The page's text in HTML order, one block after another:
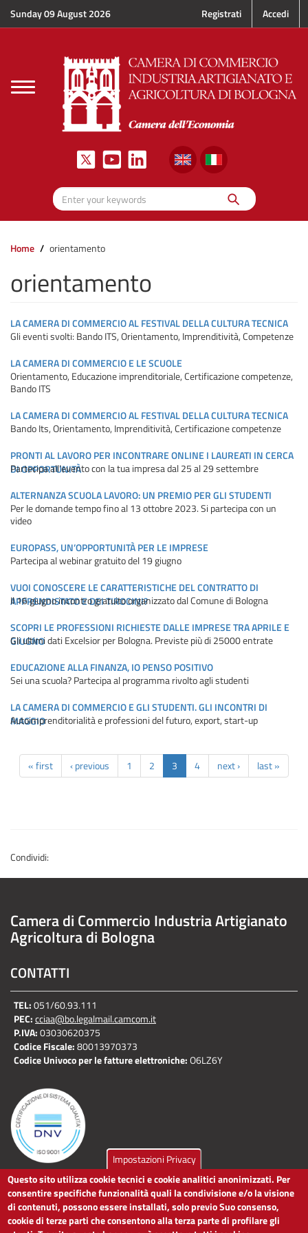
Sunday 09 August 2026 Registrati Accedi
Toggle
navigation
Enter your keywords
Search
Home orientamento
orientamento
LA CAMERA DI COMMERCIO AL FESTIVAL DELLA CULTURA TECNICA
Gli eventi svolti: Bando ITS, Orientamento, Imprenditività, Competenze
LA CAMERA DI COMMERCIO E LE SCUOLE
Orientamento, Educazione imprenditoriale, Certificazione competenze,
Bando ITS
LA CAMERA DI COMMERCIO AL FESTIVAL DELLA CULTURA TECNICA
Bando Its, Orientamento, Imprenditività, Certificazione competenze
PRONTI AL LAVORO PER INCONTRARE ONLINE I LAUREATI IN CERCA
DI OPPORTUNITÀ
Partecipa all’evento con la tua impresa dal 25 al 29 settembre
ALTERNANZA SCUOLA LAVORO: UN PREMIO PER GLI STUDENTI
Per le domande tempo fino al 13 ottobre 2023. Si partecipa con un
video
EUROPASS, UN’OPPORTUNITÀ PER LE IMPRESE
Partecipa al webinar gratuito del 19 giugno
VUOI CONOSCERE LE CARATTERISTICHE DEL CONTRATTO DI
APPRENDISTATO E DEI TIROCINI?
Il 16 giugno incontro gratuito organizzato dal Comune di Bologna
SCOPRI LE PROFESSIONI RICHIESTE DALLE IMPRESE TRA APRILE E
GIUGNO
Gli ultimi dati Excelsior per Bologna. Previste più di 25000 entrate
EDUCAZIONE ALLA FINANZA, IO PENSO POSITIVO
Sei una scuola? Partecipa al programma rivolto agli studenti
LA CAMERA DI COMMERCIO E GLI STUDENTI. GLI INCONTRI DI
MAGGIO
Autoimprenditorialità e professioni del futuro, export, start-up
« first ‹ previous 1 2 3 4 next › last »
Condividi:
Camera di Commercio Industria Artigianato
Agricoltura di Bologna
CONTATTI
TEL:051/60.93.111
PEC:cciaa@bo.legalmail.camcom.it
P.IVA:03030620375
Codice Fiscale:80013970373
Codice Univoco per le fatture elettroniche:O6LZ6Y
LINK UTILI
Dichiarazione di accessibilità
Impostazioni Privacy
Questo sito utilizza cookie tecnici e cookie analitici anonimizzati. Per
consentire specifiche funzionalità quali la condivisione e/o la visione
di contenuti, possono essere installati, solo previo Suo consenso,
cookie di terze parti che consentono alla terza parte di profilare gli